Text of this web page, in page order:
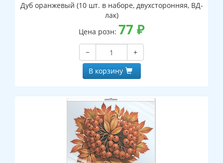
Дуб оранжевый (10 шт. в наборе, двухсторонняя, ВД-
лак)
Цена розн: 77 ₽
−
+
В корзину